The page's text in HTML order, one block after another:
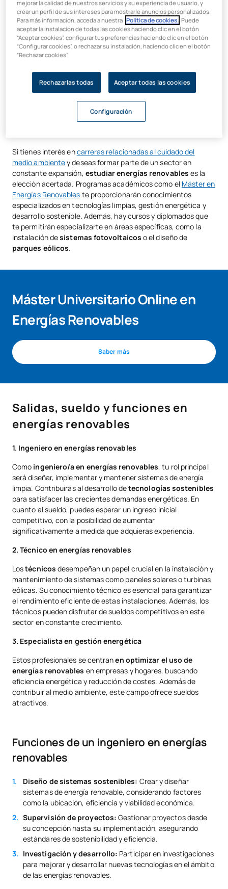
Salidas, sueldo y funciones en energías renovables
En la actualidad, lasenergías renovablesson la clave para
un futuro sostenible. Estas fuentes de energía, provenientes
de recursos naturales como el sol, el viento, el agua y la
biomasa, son fundamentales para reducir las emisiones de
gases de efecto invernadero y preservar nuestro planeta. La
importancia creciente de estas energías destaca la
proyección profesional en este campo.
Qué puedes estudiar si te
Si tienes interés encarreras relacionadas al cuidado del
medio ambientey deseas formar parte de un sector en
constante expansión, estudiar energías renovables es la
elección acertada. Programas académicos como el Máster en
Energías Renovables te proporcionarán conocimientos
especializados en tecnologías limpias, gestión energética y
desarrollo sostenible. Además, hay cursos y diplomados que
te permitirán especializarte en áreas específicas, como la
instalación desistemas fotovoltaicos o el diseño de
parques eólicos.
Máster Universitario Online en
Energías Renovables
Saber más
Salidas, sueldo y funciones en
energías renovables
1. Ingeniero en energías renovables
Como ingeniero/a en energías renovables, tu rol principal
será diseñar, implementar y mantener sistemas de energía
limpia. Contribuirás al desarrollo detecnologías sostenibles
para satisfacer las crecientes demandas energéticas. En
cuanto al sueldo, puedes esperar un ingreso inicial
competitivo, con la posibilidad de aumentar
significativamente a medida que adquieras experiencia.
2. Técnico en energías renovables
Lostécnicos desempeñan un papel crucial en la instalación y
mantenimiento de sistemas como paneles solares o turbinas
eólicas. Su conocimiento técnico es esencial para garantizar
el rendimiento eficiente de estas instalaciones. Además, los
técnicos pueden disfrutar de sueldos competitivos en este
sector en constante crecimiento.
3. Especialista en gestión energética
Estos profesionales se centranen optimizar el uso de
energías renovables en empresas y hogares, buscando
eficiencia energética y reducción de costes. Además de
contribuir al medio ambiente, este campo ofrece sueldos
atractivos.
Funciones de un ingeniero en energías
renovables
Diseño de sistemas sostenibles: Crear y diseñar
sistemas de energía renovable, considerando factores
como la ubicación, eficiencia y viabilidad económica.
Supervisión de proyectos: Gestionar proyectos desde
su concepción hasta su implementación, asegurando
estándares de sostenibilidad y eficiencia.
Investigación y desarrollo: Participar en investigaciones
para mejorar y desarrollar nuevas tecnologías en el ámbito
de las energías renovables.
mejorar la calidad de nuestros servicios y su experiencia de usuario, y
crear un perfil de sus intereses para mostrarle anuncios personalizados.
Para más información, acceda a nuestra Política de cookies. . Puede
aceptar la instalación de todas las cookies haciendo clic en el botón
“Aceptar cookies”, configurar tus preferencias haciendo clic en el botón
“Configurar cookies”, o rechazar su instalación, haciendo clic en el botón
“Rechazar cookies”.
Rechazarlas todas Aceptar todas las cookies
Configuración